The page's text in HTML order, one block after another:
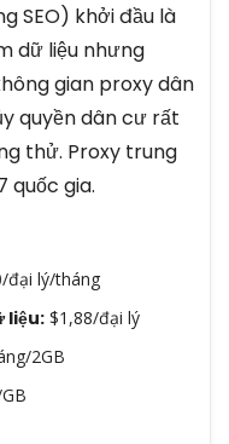
SEO) khởi đầu là
dữ liệu nhưng
gian proxy dân
quyền dân cư rất
thử. Proxy trung
quốc gia.
đại lý/tháng
liệu:$1,88/đại lý
2GB